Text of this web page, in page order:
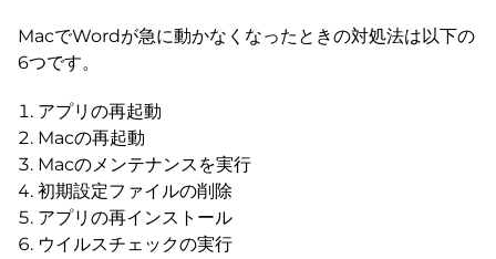
MacでWordが急に動かなくなったときの対処法は以下の
6つです。
アプリの再起動
Macの再起動
Macのメンテナンスを実行
初期設定ファイルの削除
アプリの再インストール
ウイルスチェックの実行